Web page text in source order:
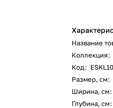
Название
Коллекция:
Код:
Размер, см:
Ширина, см:
Глубина, см: